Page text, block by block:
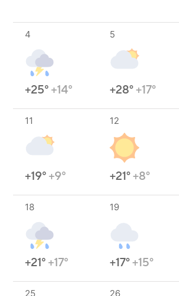
4
+25°+14°
5
+28°+17°
11
+19°+9°
12
+21°+8°
18
+21°+17°
19
+17°+15°
25 26